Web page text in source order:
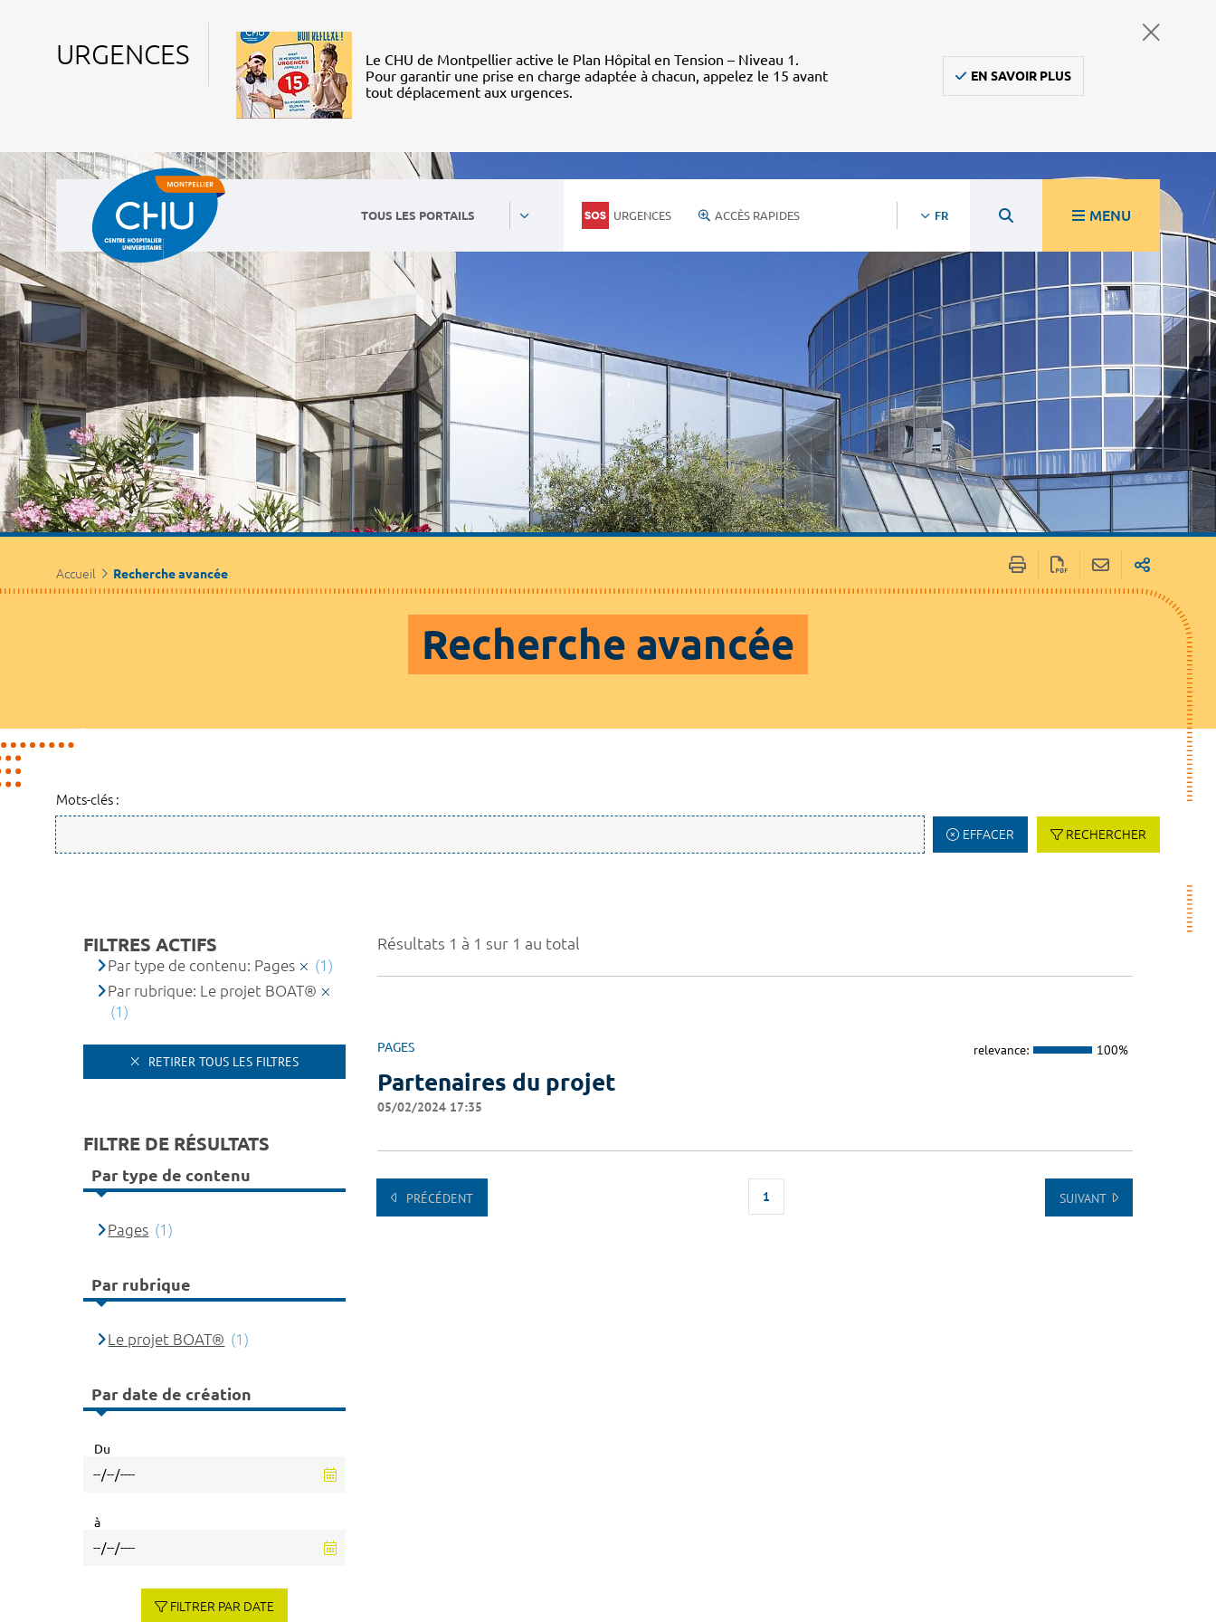
URGENCES
Le CHU de Montpellier active le Plan Hôpital en Tension – Niveau 1.
Pour garantir une prise en charge adaptée à chacun, appelez le 15 avant
tout déplacement aux urgences.
EN SAVOIR PLUS
TOUS LES PORTAILS URGENCES ACCÈS RAPIDES FR MENU
Accueil Recherche avancée
Recherche avancée
Mots-clés :
EFFACER RECHERCHER
Résultats 1 à 1 sur 1 au total
PAGES relevance: 100%
Partenaires du projet
05/02/2024 17:35
PRÉCÉDENT 1 SUIVANT
FILTRES ACTIFS
Par type de contenu: Pages
(1)
Par rubrique: Le projet BOAT®
(1)
RETIRER TOUS LES FILTRES
FILTRE DE RÉSULTATS
Par type de contenu
Pages (1)
Par rubrique
Le projet BOAT® (1)
Par date de création
Du
à
FILTRER PAR DATE